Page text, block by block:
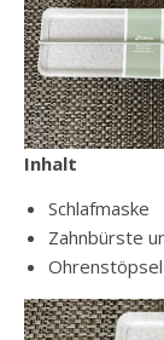
Inhalt
Schlafmaske
Zahnbürste
Ohrenstöpsel